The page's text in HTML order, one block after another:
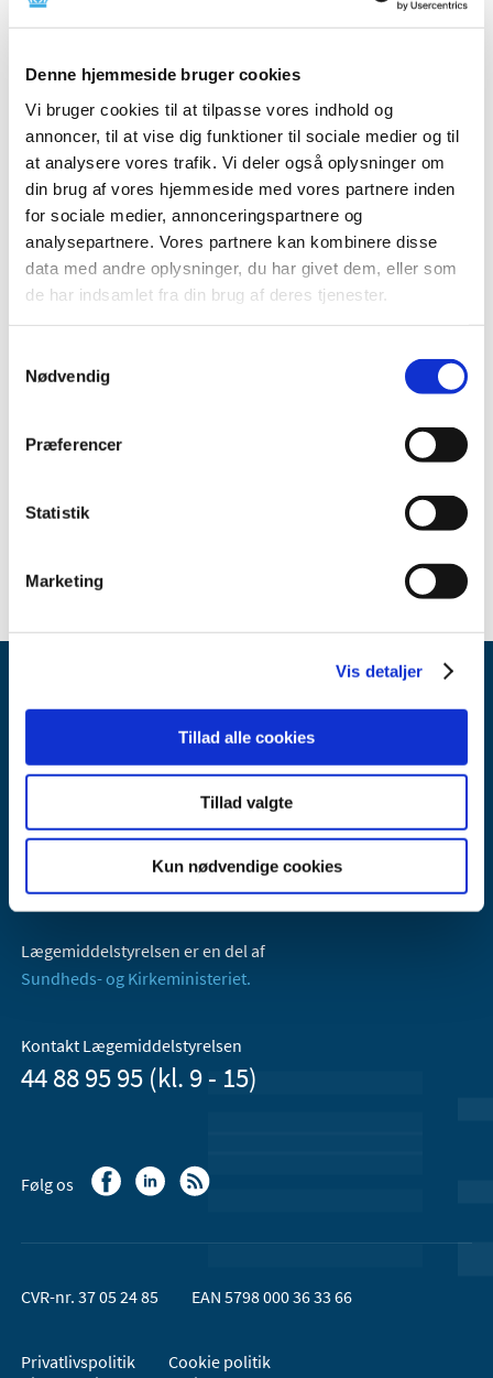
Denne hjemmeside bruger cookies
Vi bruger cookies til at tilpasse vores indhold og
annoncer, til at vise dig funktioner til sociale medier og til
at analysere vores trafik. Vi deler også oplysninger om
din brug af vores hjemmeside med vores partnere inden
for sociale medier, annonceringspartnere og
analysepartnere. Vores partnere kan kombinere disse
data med andre oplysninger, du har givet dem, eller som
de har indsamlet fra din brug af deres tjenester.
Nødvendig
Præferencer
Statistik
Marketing
Vis detaljer
Tillad alle cookies
Tillad valgte
Kun nødvendige cookies
Referencer
Produkt:Tip-Up Fenestrated Grasper
Fabrikant:Intuitive Surgical, Inc.
Fabrikantens referencenummer:ISIFA2023-02-R
Lægemiddelstyrelsens sagsnummer: 2023070234
Emner
Medicinsk udstyr
Relateret indhold
(English)(pdf - 0,41 MB)
Axel Heides Gade 1
2300 København S
Email:dkma@dkma.dk
Lægemiddelstyrelsen er en del af
Sundheds- og Kirkeministeriet.
Kontakt Lægemiddelstyrelsen
44 88 95 95 (kl. 9 - 15)
Følg os
CVR-nr. 37 05 24 85 EAN 5798 000 36 33 66
Privatlivspolitik
Cookie politik